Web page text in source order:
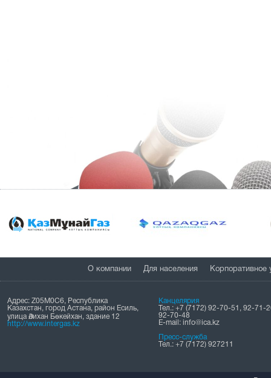
О компании Для населения Корпоративное
Адрес: Z05M0C6, Республика
Казахстан, город Астана, район Есиль,
улица Әлихан Бөкейхан, здание 12
http://www.intergas.kz
Канцелярия
Тел.: +7 (7172) 92-70-51, 92-71-
92-70-48
Е-mail: info@ica.kz
Пресс-служба
Тел.: +7 (7172) 927211